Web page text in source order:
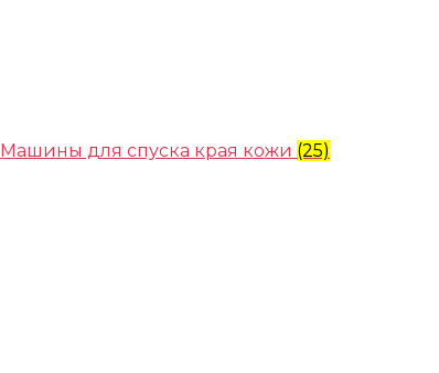
Машины для спуска края кожи (25)